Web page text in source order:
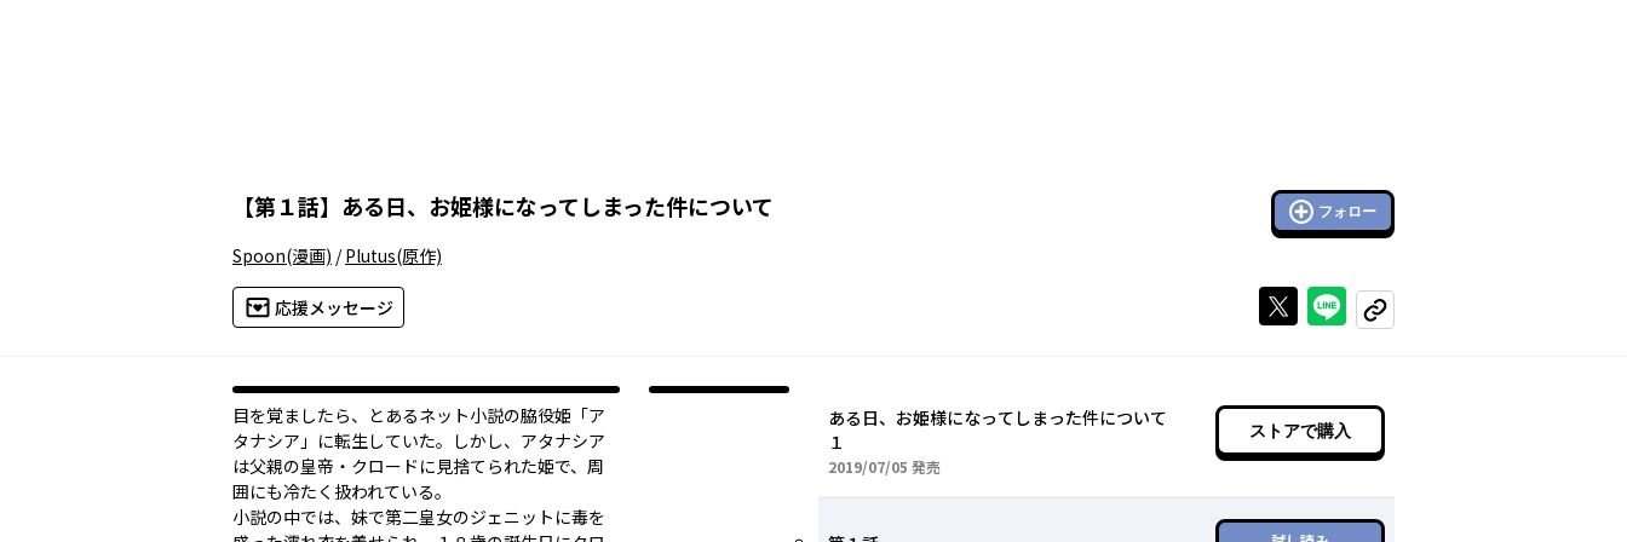
【第１話】 ある日、お姫様になってしまった件について フォロー
Spoon(漫画) /Plutus(原作)
応援メッセージ Xで投稿するラインでシェアする
コピーする
目を覚ましたら、とあるネット小説の脇役姫「ア
タナシア」に転生していた。しかし、アタナシア
は父親の皇帝・クロードに見捨てられた姫で、周
囲にも冷たく扱われている。
小説の中では、妹で第二皇女のジェニットに毒を
ある日、お姫様になってしまった件について
１
2019/07/05 2019年07月05日
発売
ストアで購入